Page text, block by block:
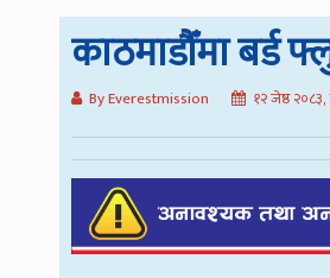
काठमाडौँमा बर्ड
By Everestmission १२ जेष्ठ